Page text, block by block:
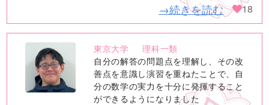
→続きを読む 18
no
image
東京大学
理科一類
自分の解答の問題点を理解し、その改
善点を意識し演習を重ねたことで、自
分の数学の実力を十分に発揮すること
ができるようになりました